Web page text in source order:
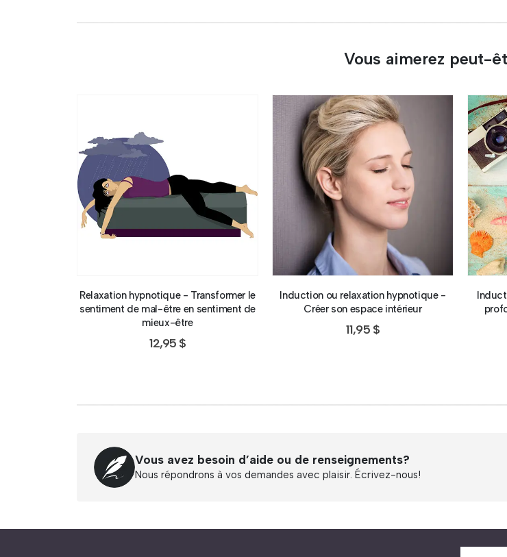
Vous aimerez peut-
Relaxation hypnotique - Transformer le
sentiment de mal-être en sentiment de
mieux-être
12,95 $
Induction ou relaxation hypnotique -
Créer son espace intérieur
11,95 $
Vous avez besoin d’aide ou de renseignements?
Nous répondrons à vos demandes avec plaisir. Écrivez-nous!